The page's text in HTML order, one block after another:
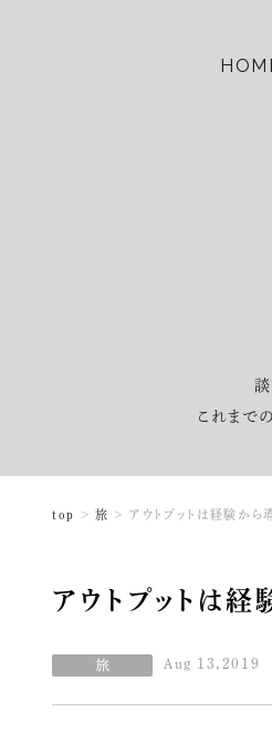
談
これまで
top 旅 アウトプットは経験から
アウトプットは経
Aug 13,2019